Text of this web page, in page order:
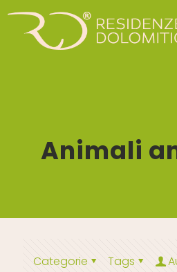
Animali
Categorie Tags